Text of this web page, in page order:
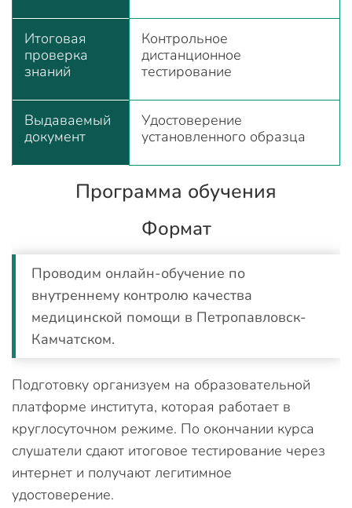
Итоговая
проверка
знаний
Контрольное
дистанционное
тестирование
Выдаваемый
документ
Удостоверение
установленного образца
Программа обучения
Формат
Проводим онлайн-обучение по
внутреннему контролю качества
медицинской помощи в Петропавловск-
Камчатском.
Подготовку организуем на образовательной
платформе института, которая работает в
круглосуточном режиме. По окончании курса
слушатели сдают итоговое тестирование через
интернет и получают легитимное
удостоверение.